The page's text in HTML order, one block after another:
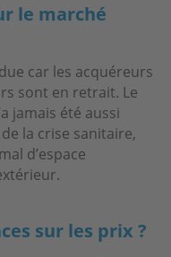
le marché
car les acquéreurs
sont en retrait. Le
jamais été aussi
la crise sanitaire,
d’espace
sur les prix ?